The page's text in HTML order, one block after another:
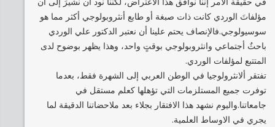
مؤلفاتَ الوردي كانت ذات صبغة أو طابع أنثروبولوجي أكثر مما هو
سوسيولوجي.فالإنصاف يحتم علينا أن نعتبر الدكتور علي الوردي
باحثٌ أجتماعي وانثروبولوجي بوقتٍ واحد، وهذا يظهر بوضوح لدى
المتتبع لمؤلفات الوردي.
تفتقر ألانثرولوجيا في الوطن العربي إلى الشهرة فقط، بعدما
توفرت جميع المستلزمات التي تؤهلها كعلم مستقل في
جامعاتنا.واليوم نشهد هذا الافتقار بجلاء بعد ملاحضاتنا الدقيقة لما
يجري في الاوساط العلمية.